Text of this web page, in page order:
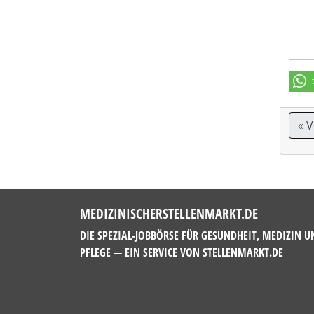
«
MEDIZINISCHERSTELLENMARKT.DE
DIE SPEZIAL-JOBBÖRSE FÜR GESUNDHEIT, MEDIZIN
PFLEGE — EIN SERVICE VON STELLENMARKT.DE